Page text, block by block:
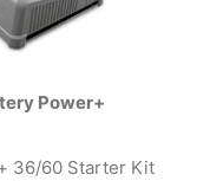
Power+
36/60 Starter Kit